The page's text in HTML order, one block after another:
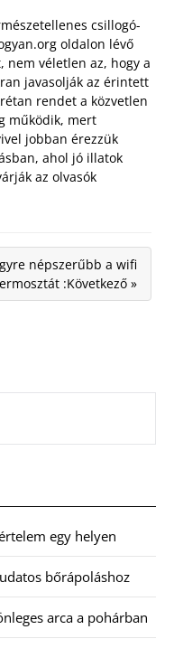
csillogó-
oldalon lévő
véletlen az, hogy a
javasolják az érintett
rendet a közvetlen
működik, mert
jobban érezzük
ahol jó illatok
az olvasók
népszerűbb a wifi
:Következő »
egy helyen
bőrápoláshoz
arca a pohárban